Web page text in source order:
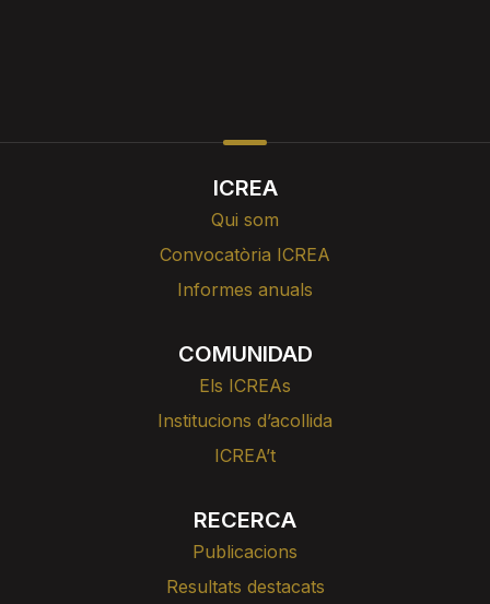
ICREA
Qui som
Convocatòria ICREA
Informes anuals
COMUNIDAD
Els ICREAs
Institucions d’acollida
ICREA’t
RECERCA
Publicacions
Resultats destacats